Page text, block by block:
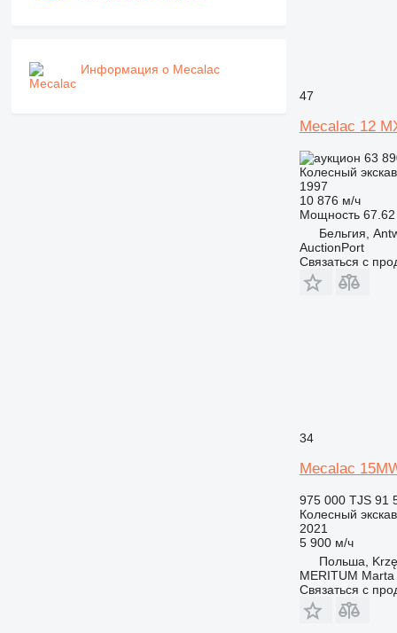
Информация о Mecalac
47
Mecalac 12
63
Колесный
1997
10 876 м/ч
Мощность 67.62
Бельгия,
AuctionPort
Связаться с
34
Mecalac
975 000 TJS 91
Колесный
2021
5 900 м/ч
Польша,
MERITUM Marta
Связаться с